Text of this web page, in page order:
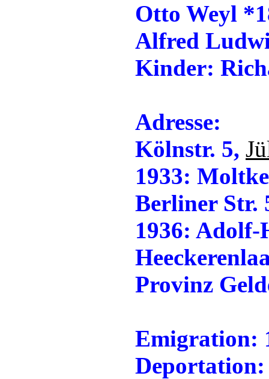
Otto Weyl
Alfred
Kinder:
Adresse:
Kölnstr. 5,
1933:
Berliner Str.
1936:
Provinz
Emigration: